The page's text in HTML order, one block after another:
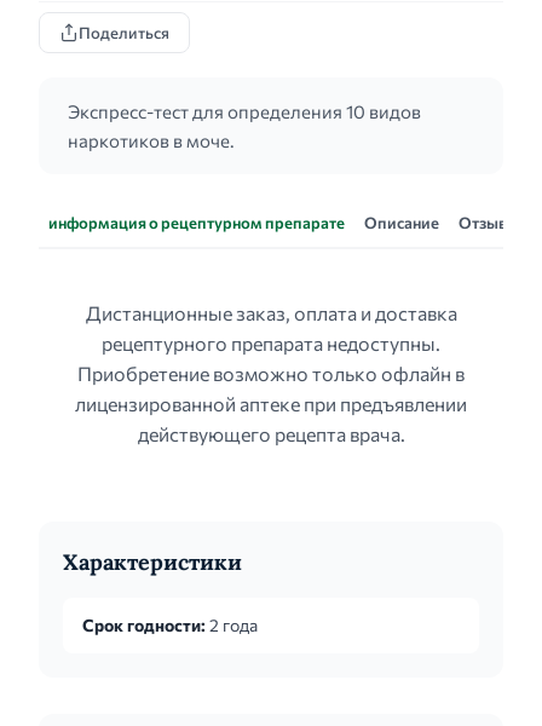
Поделиться
Экспресс-тест для определения 10 видов
наркотиков в моче.
информация о рецептурном препарате Описание Отзывы
Дистанционные заказ, оплата и доставка
рецептурного препарата недоступны.
Приобретение возможно только офлайн в
лицензированной аптеке при предъявлении
действующего рецепта врача.
Характеристики
Срок годности: 2 года